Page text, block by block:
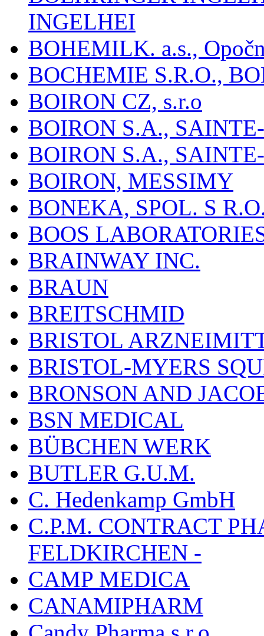
INGELHEI
BOHEMILK. a.s.,
BOCHEMIE S.R.O.,
BOIRON CZ, s.r.o
BOIRON S.A.,
BOIRON S.A.,
BOIRON, MESSIMY
BONEKA, SPOL. S
BOOS
BRAINWAY INC.
BRAUN
BREITSCHMID
BRISTOL
BRISTOL-MYERS
BRONSON AND
BSN MEDICAL
BÜBCHEN WERK
BUTLER G.U.M.
C. Hedenkamp GmbH
C.P.M. CONTRACT
FELDKIRCHEN -
CAMP MEDICA
CANAMIPHARM